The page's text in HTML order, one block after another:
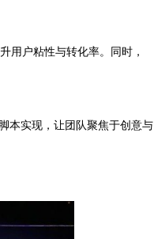
户粘性与转化率。同时，
本实现，让团队聚焦于创意与